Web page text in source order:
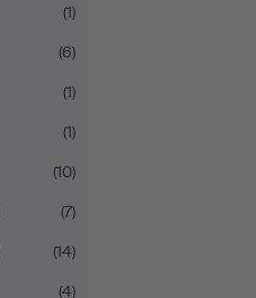
(1)
(6)
(1)
(1)
(10)
(7)
(14)
(4)